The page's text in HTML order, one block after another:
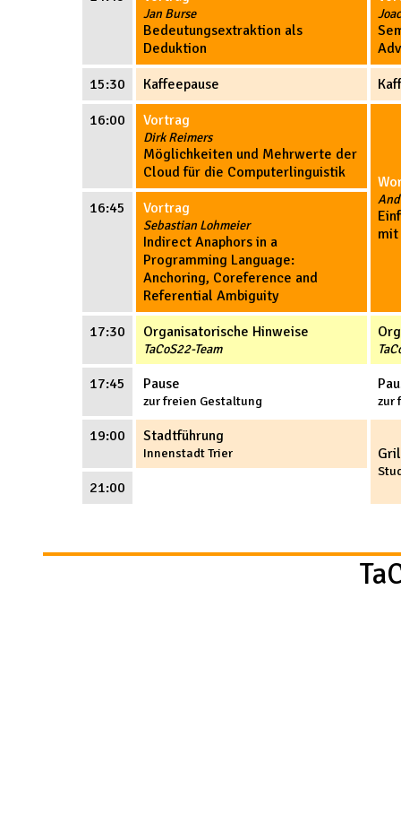
Jan Burse
Bedeutungsextraktion als
Deduktion
15:30
Kaffeepause
16:00
Vortrag
Dirk Reimers
Möglichkeiten und Mehrwerte der
Cloud für die Computerlinguistik
mit
16:45 Vortrag
Sebastian Lohmeier
Indirect Anaphors in a
Programming Language:
Anchoring, Coreference and
Referential Ambiguity
17:30
Organisatorische Hinweise
TaCoS22-Team
17:45 Pause
zur freien Gestaltung zur
19:00 Stadtführung
Innenstadt Trier
21:00